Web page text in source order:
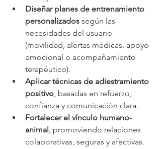
Diseñar planes de entrenamiento
personalizados según las
necesidades del usuario
(movilidad, alertas médicas, apoyo
emocional o acompañamiento
terapéutico).
Aplicar técnicas de adiestramiento
positivo, basadas en refuerzo,
confianza y comunicación clara.
Fortalecer el vínculo humano-
animal , promoviendo relaciones
colaborativas, seguras y afectivas.